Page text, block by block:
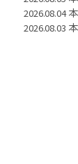
2026.08.04
2026.08.03